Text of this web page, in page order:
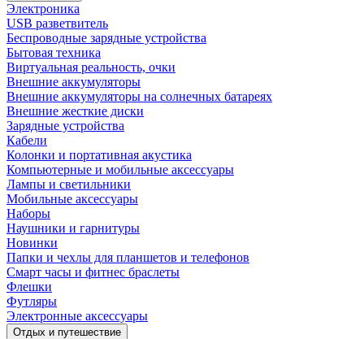
Электроника
USB разветвитель
Беспроводные зарядные устройства
Бытовая техника
Виртуальная реальность, очки
Внешние аккумуляторы
Внешние аккумуляторы на солнечных батареях
Внешние жесткие диски
Зарядные устройства
Кабели
Колонки и портативная акустика
Компьютерные и мобильные аксессуары
Лампы и светильники
Мобильные аксессуары
Наборы
Наушники и гарнитуры
Новинки
Папки и чехлы для планшетов и телефонов
Смарт часы и фитнес браслеты
Флешки
Футляры
Электронные аксессуары
Отдых и путешествие